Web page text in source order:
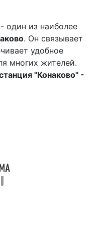
один из наиболее
. Он связывает
удобное
многих жителей.
"Конаково" -